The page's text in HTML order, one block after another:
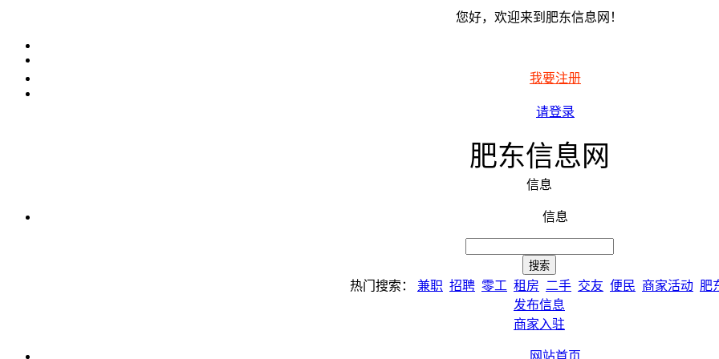
您好，欢迎来到肥东信息网！
我要注册
请登录
肥东信息网
信息
信息
热门搜索： 兼职 招聘 零工 租房 二手 交友 便民 商家活动 肥
发布信息
商家入驻
网站首页